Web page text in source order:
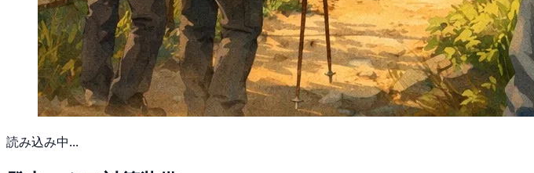
読み込み中...